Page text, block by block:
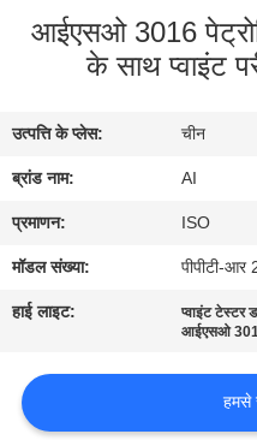
भ्रमण
नियंत्रण
संपर्क
करें
मामलों
आईएसओ 3016
के साथ प्वाइंट
उत्पत्ति के प्लेस: चीन
ब्रांड नाम: AI
प्रमाणन: ISO
मॉडल संख्या: पीपीटी-आर
हाई लाइट: प्वाइंट टेस्टर
आईएसओ
हमसे